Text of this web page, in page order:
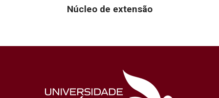
Núcleo de extensão